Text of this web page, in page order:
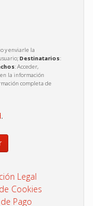
y enviarle la
Destinatarios:
: Acceder,
la información
completa de
.
Legal
Cookies
Pago